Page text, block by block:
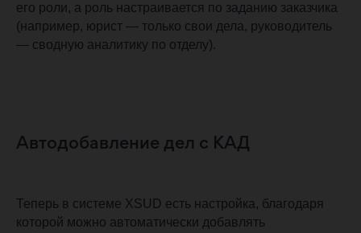
его роли, а роль настраивается по заданию заказчика
(например, юрист — только свои дела, руководитель
— сводную аналитику по отделу).
Автодобавление дел с КАД
Теперь в системе XSUD есть настройка, благодаря
которой можно автоматически добавлять